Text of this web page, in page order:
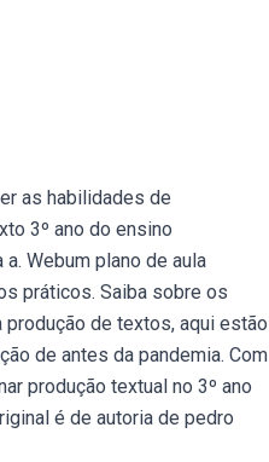
as habilidades de
3º ano do ensino
Webum plano de aula
práticos. Saiba sobre os
produção de textos, aqui estão
de antes da pandemia. Com
produção textual no 3º ano
é de autoria de pedro